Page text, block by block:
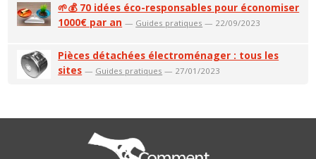
🌱💰 70 idées éco-responsables pour économiser
1000€ par an — Guides pratiques — 22/09/2023
Pièces détachées électroménager : tous les
sites — Guides pratiques — 27/01/2023